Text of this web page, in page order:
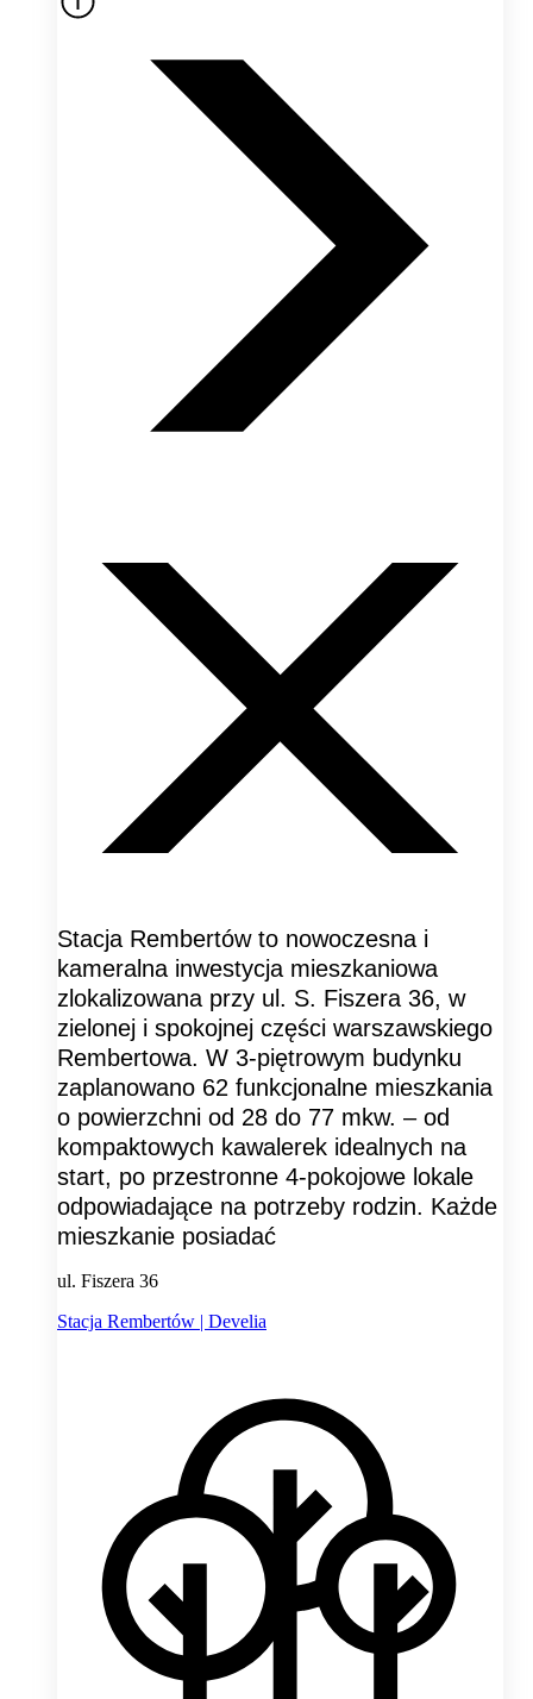
Stacja Rembertów to nowoczesna i
kameralna inwestycja mieszkaniowa
zlokalizowana przy ul. S. Fiszera 36, w
zielonej i spokojnej części warszawskiego
Rembertowa. W 3-piętrowym budynku
zaplanowano 62 funkcjonalne mieszkania
o powierzchni od 28 do 77 mkw. – od
kompaktowych kawalerek idealnych na
start, po przestronne 4-pokojowe lokale
odpowiadające na potrzeby rodzin. Każde
mieszkanie posiadać
ul. Fiszera 36
Stacja Rembertów | Develia